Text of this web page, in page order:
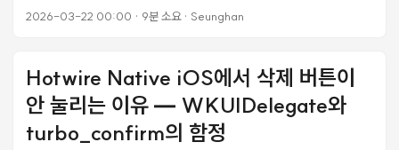
지를 보내면 집에 있는 내 Mac의 Claude Code가 코드를 짜고 파일을 수
다, 커밋했어요” 답장이 오는 식이다. 설정하면서 꽤 삽질을 했다. 이 글은
그 과정을 그대로 기록한 문서다. Claude Code Channels가 뭔가 기본
아키텍처 Claude Code Channels는 MCP(Model Context
Protocol) 기반 플러그인이다. Claude Code 세션 안에 Telegram 또는
Discord와 연결된 MCP 서버를 서브프로세스로 띄우고, 외부 메시지를
2026-03-22 00:00 · 9분 소요· Seunghan
Hotwire Native iOS에서 삭제 버튼이
안 눌리는 이유 — WKUIDelegate와
turbo_confirm의 함정